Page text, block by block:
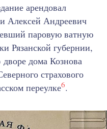
арендовал
Алексей Андреевич
паровую ватную
Рязанской губернии,
дома Кознова
страхового
переулке6.